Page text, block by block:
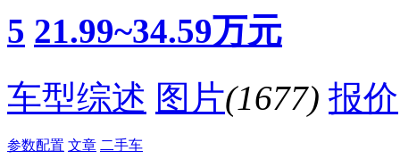
·11月团购:DS5秒车多地报价优惠8.6折起
·设计前卫/动力强劲 深度评测新DS 5 1.8T
降价促销
5 21.99~34.59万元
车型综述 图片(1677) 报价
参数配置 文章 二手车